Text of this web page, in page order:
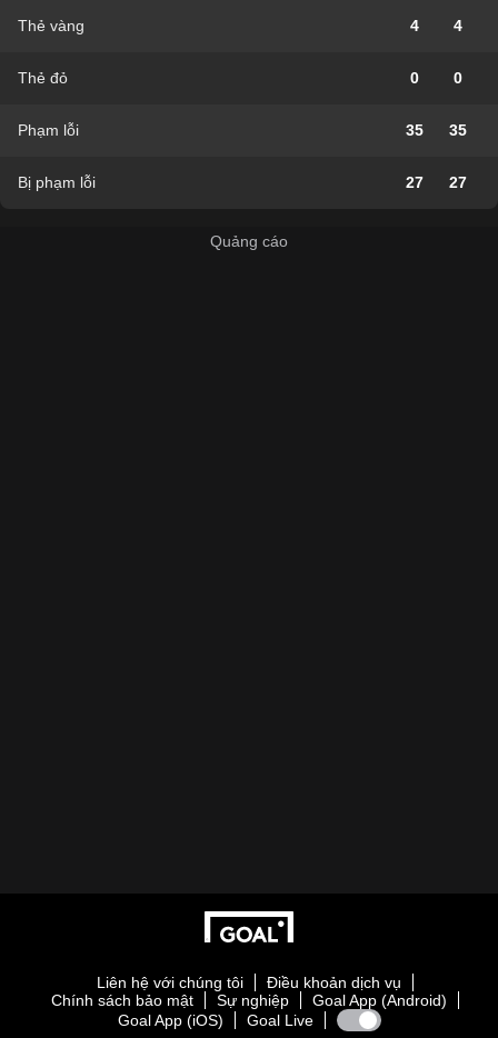
Thẻ vàng 4 4
Thẻ đỏ 0 0
Phạm lỗi 35 35
Bị phạm lỗi 27 27
Liên hệ với chúng tôi
Điều khoản dịch vụ
Chính sách bảo mật
Sự nghiệp
Goal App (Android)
Goal App (iOS)
Goal Live